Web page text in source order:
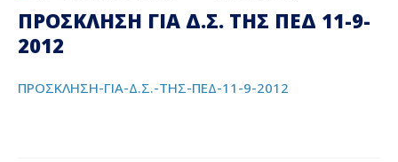
ΠΡΟΣΚΛΗΣΗ ΓΙΑ Δ.Σ. ΤΗΣ ΠΕΔ 11-9-
2012
ΠΡΟΣΚΛΗΣΗ-ΓΙΑ-Δ.Σ.-ΤΗΣ-ΠΕΔ-11-9-2012